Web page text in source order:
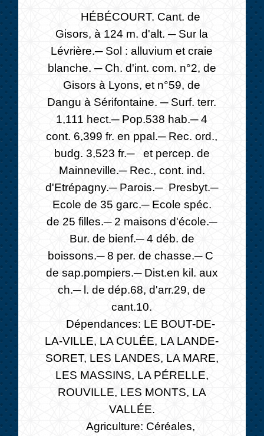
HÉBÉCOURT. Cant. de
Gisors, à 124 m. d'alt. ─ Sur la
Lévrière.─ Sol : alluvium et craie
blanche. ─ Ch. d'int. com. n°2, de
Gisors à Lyons, et n°59, de
Dangu à Sérifontaine. ─ Surf. terr.
1,111 hect.─ Pop.538 hab.─ 4
cont. 6,399 fr. en ppal.─ Rec. ord.,
budg. 3,523 fr.─ et percep. de
Mainneville.─ Rec., cont. ind.
d'Etrépagny.─ Parois.─ Presbyt.─
Ecole de 35 garc.─ Ecole spéc.
de 25 filles.─ 2 maisons d'école.─
Bur. de bienf.─ 4 déb. de
boissons.─ 8 per. de chasse.─ C
de sap.pompiers.─ Dist.en kil. aux
ch.─ l. de dép.68, d'arr.29, de
cant.10.
Dépendances: LE BOUT-DE-
LA-VILLE, LA CULÉE, LA LANDE-
SORET, LES LANDES, LA MARE,
LES MASSINS, LA PÉRELLE,
ROUVILLE, LES MONTS, LA
VALLÉE.
Agriculture: Céréales,